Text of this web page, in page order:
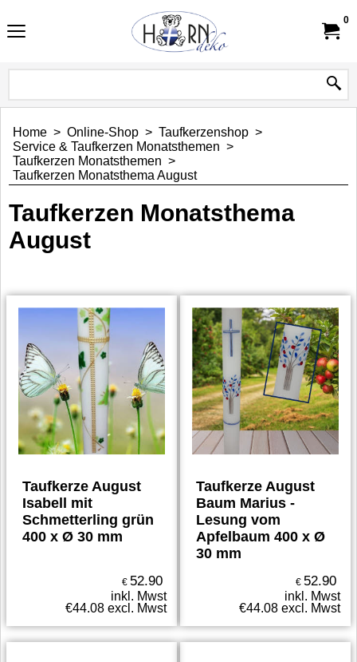
0
Home > Online-Shop > Taufkerzenshop >
Service & Taufkerzen Monatsthemen >
Taufkerzen Monatsthemen >
Taufkerzen Monatsthema August
Taufkerzen Monatsthema
August
Taufkerze August
Isabell mit
Schmetterling grün
400 x Ø 30 mm
€ 52.90
inkl. Mwst
€44.08 excl. Mwst
Taufkerze August
Baum Marius -
Lesung vom
Apfelbaum 400 x Ø
30 mm
€ 52.90
inkl. Mwst
€44.08 excl. Mwst